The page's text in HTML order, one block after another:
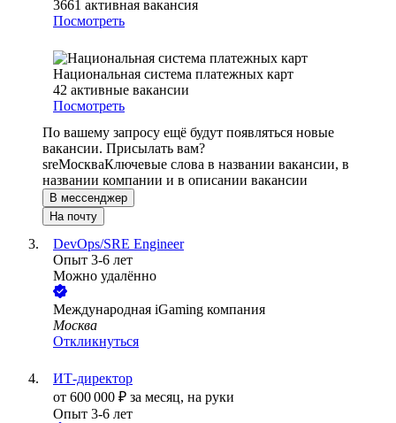
3661 активная вакансия
Посмотреть
Национальная система платежных карт
42 активные вакансии
Посмотреть
По вашему запросу ещё будут появляться новые
вакансии. Присылать вам?
sreМоскваКлючевые слова в названии вакансии, в
названии компании и в описании вакансии
В мессенджер
На почту
DevOps/SRE Engineer
Опыт 3-6 лет
Можно удалённо
Международная iGaming компания
Москва
Откликнуться
ИТ‑директор
от 600 000 ₽ за месяц, на руки
Опыт 3-6 лет